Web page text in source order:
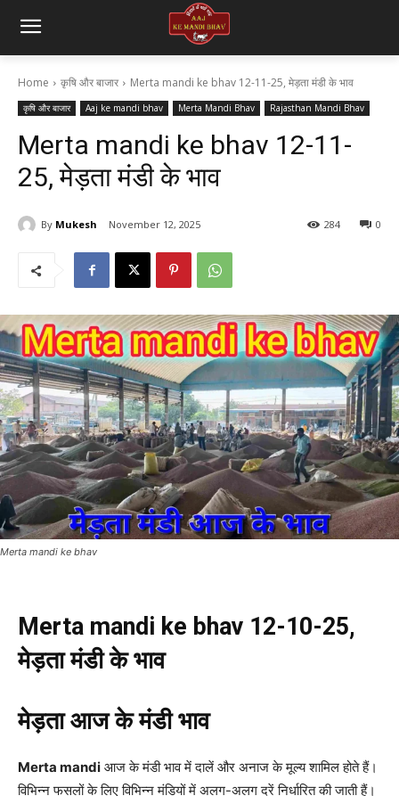
Home कृषि और बाजार Merta mandi ke bhav 12-11-25, मेड़ता मंडी के भाव
कृषि और बाजार Aaj ke mandi bhav Merta Mandi Bhav Rajasthan Mandi Bhav
Merta mandi ke bhav 12-11-
25, मेड़ता मंडी के भाव
By Mukesh November 12, 2025 0
284
Merta mandi ke bhav
Merta mandi ke bhav 12-10-25,
मेड़ता मंडी के भाव
मेड़ता आज के मंडी भाव
Merta mandi आज के मंडी भाव में दालें और अनाज के मूल्य शामिल होते हैं।
विभिन्न फसलों के लिए विभिन्न मंडियों में अलग-अलग दरें निर्धारित की जाती हैं।